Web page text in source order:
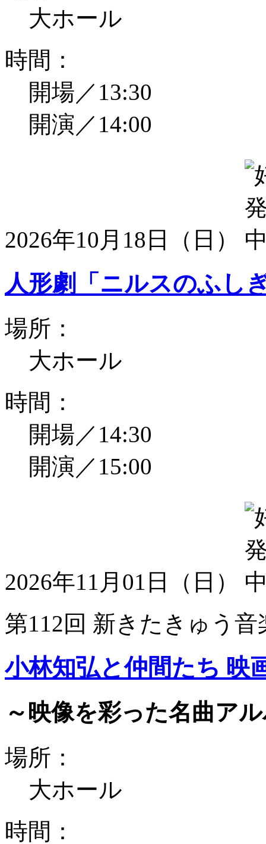
大ホール
時間：
開場／13:30
開演／14:00
2026年10月18日（日）
人形劇「ニルスのふし
場所：
大ホール
時間：
開場／14:30
開演／15:00
2026年11月01日（日）
第112回 新きたきゅう音
小林知弘と仲間たち 映
～映像を彩った名曲ア
場所：
大ホール
時間：